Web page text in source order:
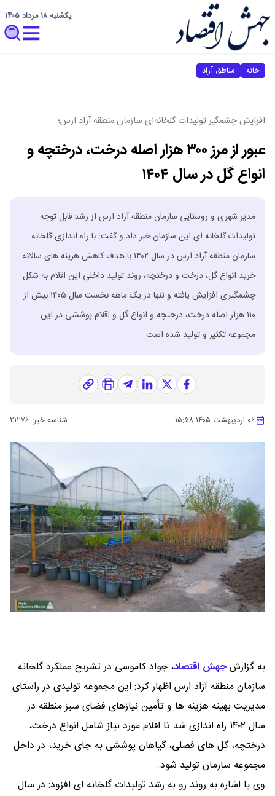
یکشنبه ۱۸ مرداد ۱۴۰۵
خانه مناطق آزاد
افزایش چشمگیر تولیدات گلخانه‌ای سازمان منطقه آزاد ارس؛
عبور از مرز ۳۰۰ هزار اصله درخت، درختچه و
انواع گل در سال ۱۴۰۴
مدیر شهری و روستایی سازمان منطقه آزاد ارس از رشد قابل توجه
تولیدات گلخانه‌ ای این سازمان خبر داد و گفت: با راه ‌اندازی گلخانه
سازمان منطقه آزاد ارس در سال ۱۴۰۲ با هدف کاهش هزینه ‌های سالانه
خرید انواع گل، درخت و درختچه، روند تولید داخلی این اقلام به شکل
چشمگیری افزایش یافته و تنها در یک ماهه نخست سال ۱۴۰۵ بیش از
۱۱۰ هزار اصله درخت، درختچه و انواع گل و اقلام پوششی در این
مجموعه تکثیر و تولید شده است.
۰۶ اردیبهشت ۱۴۰۵ -۱۵:۵۸ شناسه خبر: ۲۱۲۷۶
به گزارشجهش اقتصاد، جواد کاموسی در تشریح عملکرد گلخانه
سازمان منطقه آزاد ارس اظهار کرد: این مجموعه تولیدی در راستای
مدیریت بهینه هزینه ‌ها و تأمین نیازهای فضای سبز منطقه در
سال ۱۴۰۲ راه ‌اندازی شد تا اقلام مورد نیاز شامل انواع درخت،
درختچه، گل ‌های فصلی، گیاهان پوششی به جای خرید، در داخل
مجموعه سازمان تولید شود.
وی با اشاره به روند رو به رشد تولیدات گلخانه ‌ای افزود: در سال